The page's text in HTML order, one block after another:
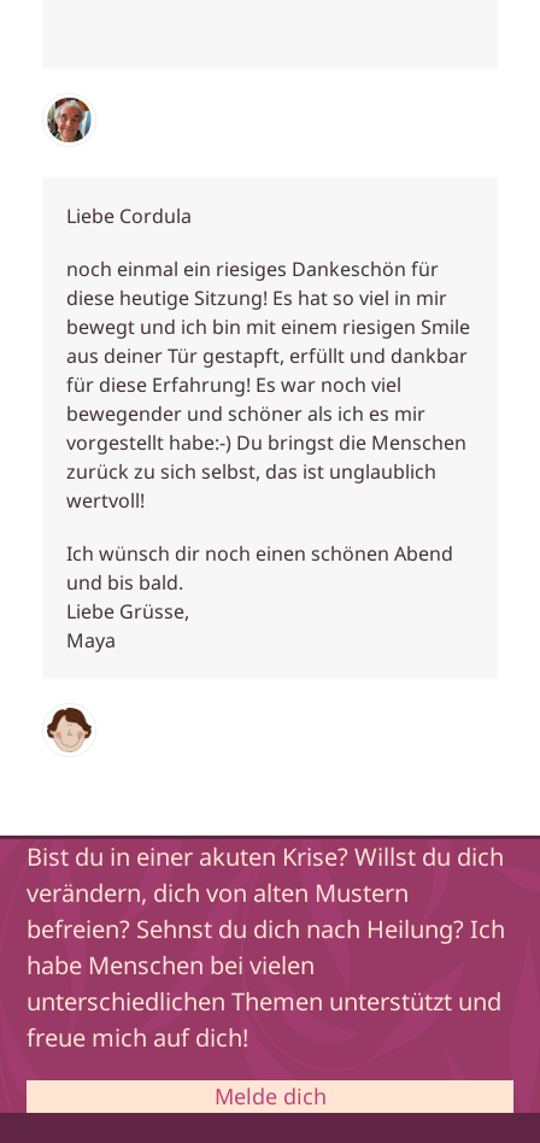
Liebe Cordula
noch einmal ein riesiges Dankeschön für
diese heutige Sitzung! Es hat so viel in mir
bewegt und ich bin mit einem riesigen Smile
aus deiner Tür gestapft, erfüllt und dankbar
für diese Erfahrung! Es war noch viel
bewegender und schöner als ich es mir
vorgestellt habe:-) Du bringst die Menschen
zurück zu sich selbst, das ist unglaublich
wertvoll!
Ich wünsch dir noch einen schönen Abend
und bis bald.
Liebe Grüsse,
Maya
Bist du in einer akuten Krise? Willst du dich
verändern, dich von alten Mustern
befreien? Sehnst du dich nach Heilung? Ich
habe Menschen bei vielen
unterschiedlichen Themen unterstützt und
freue mich auf dich!
Melde dich